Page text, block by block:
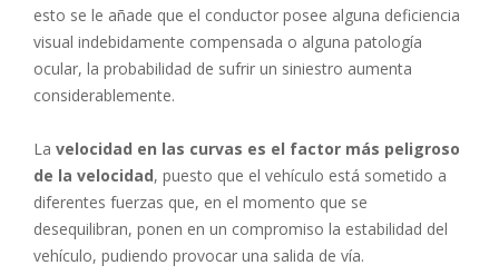
esto se le añade que el conductor posee alguna deficiencia
visual indebidamente compensada o alguna patología
ocular, la probabilidad de sufrir un siniestro aumenta
considerablemente.
La velocidad en las curvas es el factor más peligroso
de la velocidad, puesto que el vehículo está sometido a
diferentes fuerzas que, en el momento que se
desequilibran, ponen en un compromiso la estabilidad del
vehículo, pudiendo provocar una salida de vía.